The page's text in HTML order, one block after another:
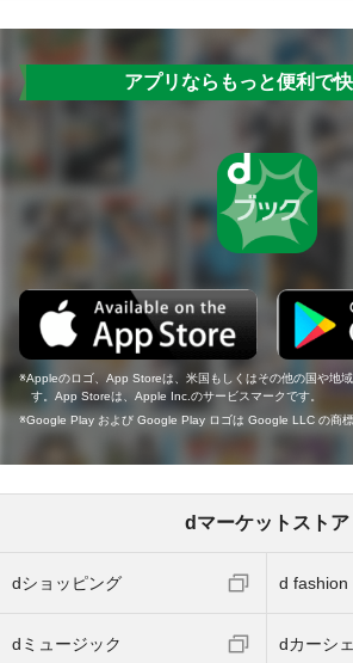
アプリならもっと便利で快
Appleのロゴ、App Storeは、米国もしくはその他の国や地
す。App Storeは、Apple Inc.のサービスマークです。
Google Play および Google Play ロゴは Google LLC の商標
dマーケットストア
dショッピング d fashion
dミュージック dカーシ